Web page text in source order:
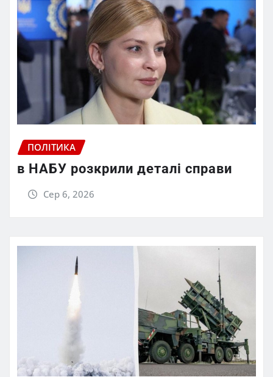
ПОЛІТИКА
в НАБУ розкрили деталі справи
Сер 6, 2026